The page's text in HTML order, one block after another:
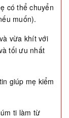
có thể chuyển
muốn).
vừa khít với
tối ưu nhất
giúp mẹ kiểm
ti làm từ